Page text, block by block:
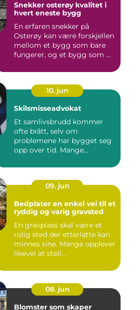
Snekker osterøy kvalitet i
hvert eneste bygg
En erfaren snekker på
Osterøy kan være forskjellen
mellom et bygg som bare
fungerer, og et bygg som ...
10. jun
Skilsmisseadvokat
Et samlivsbrudd kommer
ofte brått, selv om
problemene har bygget seg
opp over tid. Mange
09. jun
Bedplater en enkel vei til et
ryddig og varig gravsted
En gravplass skal være et
rolig sted der etterlatte kan
minnes sine. Mange opplever
likevel at stell...
08. jun
Blomster som skaper